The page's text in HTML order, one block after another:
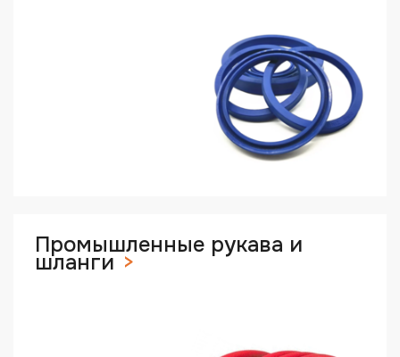
Промышленные рукава и
шланги